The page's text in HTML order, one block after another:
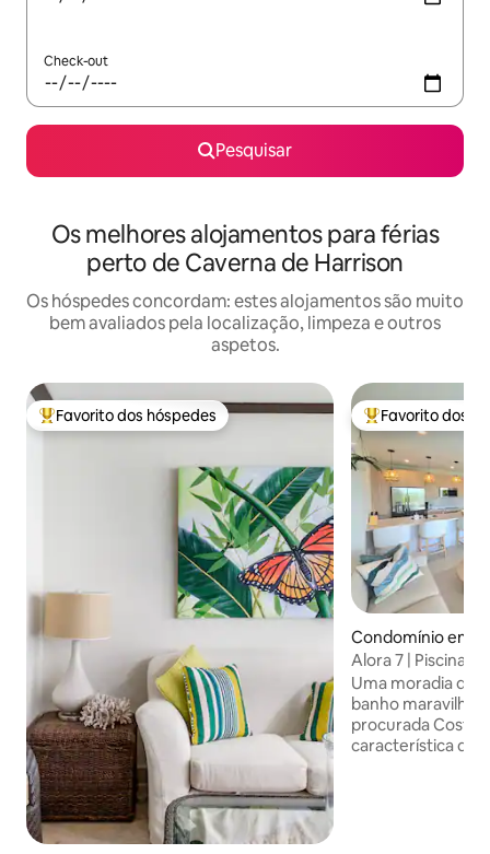
Check-out
Pesquisar
Os melhores alojamentos para férias
perto de Caverna de Harrison
Os hóspedes concordam: estes alojamentos são muito
bem avaliados pela localização, limpeza e outros
aspetos.
Favoritos dos hóspedes mais apreciados
Favorito dos hóspedes Favoritos dos
Favorito dos
Condomínio em
Alora 7 | Piscina
pé da praia
Uma moradia de
banho
procurada Costa
característica de